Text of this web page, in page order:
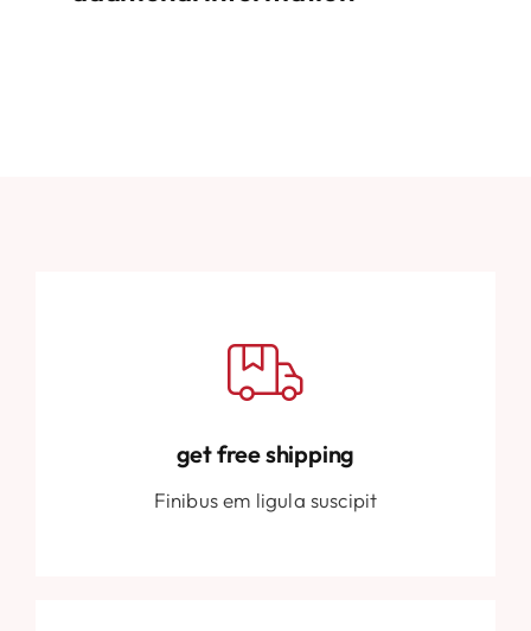
get free shipping
Finibus em ligula suscipit